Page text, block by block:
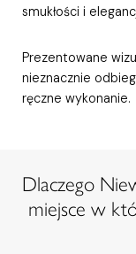
smukłości i
Prezentowane
nieznacznie
ręczne wykonanie.
Dlaczego
miejsce w